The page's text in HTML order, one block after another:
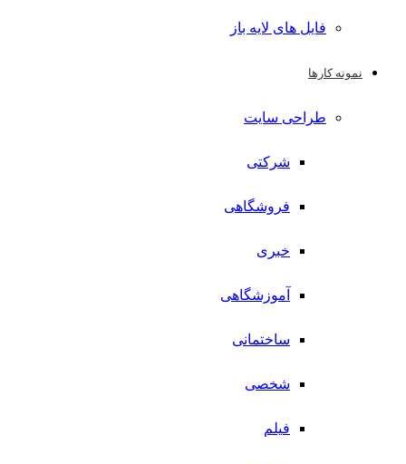
فایل های لایه باز
نمونه کارها
طراحی سایت
شرکتی
فروشگاهی
خبری
آموزشگاهی
ساختمانی
شخصی
فیلم